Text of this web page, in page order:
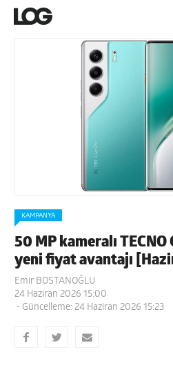
KAMPANYA
50 MP kameralı
yeni fiyat avantajı
Emir BOSTANOĞLU
24 Haziran 2026 15:00
- Güncelleme: 24 Haziran 2026 15:23